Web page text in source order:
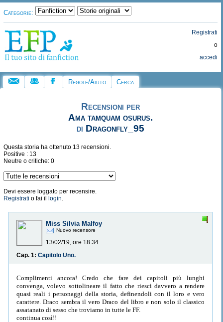
Categorie:
Registrati
o
accedi
Regole/Aiuto Cerca
Recensioni per
Ama tamquam osurus.
di Dragonfly_95
Questa storia ha ottenuto 13 recensioni.
Positive : 13
Neutre o critiche: 0
Devi essere loggato per recensire.
Registrati o fai il login.
Miss Silvia Malfoy
Nuovo recensore
13/02/19, ore 18:34
Cap. 1: Capitolo Uno.
Complimenti ancora! Credo che fare dei capitoli più lunghi
convenga, volevo sottolineare il fatto che riesci davvero a rendere
quasi reali i personaggi della storia, definendoli con il loro e vero
carattere. Draco sembra il vero Draco del libro e non solo il classico
assatanato di sesso che troviamo in tutte le FF.
continua così!!